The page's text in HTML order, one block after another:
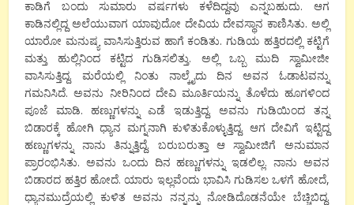
ಕಾಡಿಗೆ ಬಂದು ಸುಮಾರು ವರ್ಷಗಳು ಕಳೆದಿದ್ದವು ಎನ್ನಬಹುದು. ಆಗ
ಕಾಡಿನಲ್ಲಿದ್ದ ಅಲೆಯುವಾಗ ಯಾವುದೋ ದೇವಿಯ ದೇವಸ್ಥಾನ ಕಾಣಿಸಿತು. ಅಲ್ಲಿ
ಯಾರೋ ಮನುಷ್ಯ ವಾಸಿಸುತ್ತಿರುವ ಹಾಗೆ ಕಂಡಿತು. ಗುಡಿಯ ಹತ್ತಿರದಲ್ಲಿ ಕಟ್ಟಿಗೆ
ಮತ್ತು ಹುಲ್ಲಿನಿಂದ ಕಟ್ಟಿದ ಗುಡಿಸಲಿತ್ತು. ಅಲ್ಲಿ ಒಬ್ಬ ಮುದಿ ಸ್ವಾಮೀಜೀ
ವಾಸಿಸುತ್ತಿದ್ದ. ಮರೆಯಲ್ಲಿ ನಿಂತು ನಾಲ್ಕೈದು ದಿನ ಅವನ ಓಡಾಟವನ್ನು
ಗಮನಿಸಿದೆ. ಅವನು ನೀರಿನಿಂದ ದೇವಿ ಮೂರ್ತಿಯನ್ನು ತೊಳೆದು ಹೂಗಳಿಂದ
ಪೂಜೆ ಮಾಡಿ. ಹಣ್ಣುಗಳನ್ನು ಎಡೆ ಇಡುತ್ತಿದ್ದ. ಅವನು ಗುಡಿಯಿಂದ ತನ್ನ
ಬಿಡಾರಕ್ಕೆ ಹೋಗಿ ಧ್ಯಾನ ಮಗ್ನನಾಗಿ ಕುಳಿತುಕೊಳ್ಳುತ್ತಿದ್ದ. ಆಗ ದೇವಿಗೆ ಇಟ್ಟಿದ್ದ
ಹಣ್ಣುಗಳನ್ನು ನಾನು ತಿನ್ನುತ್ತಿದ್ದೆ. ಬರುಬರುತ್ತಾ ಆ ಸ್ವಾಮೀಜಿಗೆ ಅನುಮಾನ
ಪ್ರಾರಂಭಿಸಿತು. ಅವನು ಒಂದು ದಿನ ಹಣ್ಣುಗಳನ್ನು ಇಡಲಿಲ್ಲ. ನಾನು ಅವನ
ಬಿಡಾರದ ಹತ್ತಿರ ಹೋದೆ. ಯಾರು ಇಲ್ಲವೆಂದು ಭಾವಿಸಿ ಗುಡಿಸಲ ಒಳಗೆ ಹೋದೆ,
ಧ್ಯಾನಮುದ್ರೆಯಲ್ಲಿ ಕುಳಿತ ಅವನು ನನ್ನನ್ನು ನೋಡಿದೊಡನೆಯೇ ಬೆಚ್ಚಿಬಿದ್ದ.